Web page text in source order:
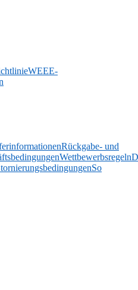
WEEE-
Rückgabe- und
Wettbewerbsregeln
So